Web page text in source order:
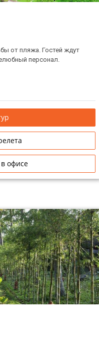
от пляжа. Гостей ждут
персонал.
в офисе